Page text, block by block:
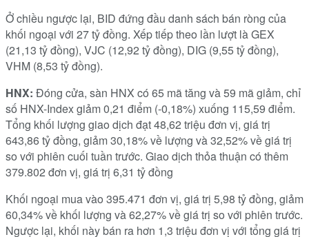
Ở chiều ngược lại, BID đứng đầu danh sách bán ròng của
khối ngoại với 27 tỷ đồng. Xếp tiếp theo lần lượt là GEX
(21,13 tỷ đồng), VJC (12,92 tỷ đồng), DIG (9,55 tỷ đồng),
VHM (8,53 tỷ đồng).
HNX: Đóng cửa, sàn HNX có 65 mã tăng và 59 mã giảm, chỉ
số HNX-Index giảm 0,21 điểm (-0,18%) xuống 115,59 điểm.
Tổng khối lượng giao dịch đạt 48,62 triệu đơn vị, giá trị
643,86 tỷ đồng, giảm 30,18% về lượng và 32,52% về giá trị
so với phiên cuối tuần trước. Giao dịch thỏa thuận có thêm
379.802 đơn vị, giá trị 6,31 tỷ đồng
Khối ngoại mua vào 395.471 đơn vị, giá trị 5,98 tỷ đồng, giảm
60,34% về khối lượng và 62,27% về giá trị so với phiên trước.
Ngược lại, khối này bán ra hơn 1,3 triệu đơn vị với tổng giá trị